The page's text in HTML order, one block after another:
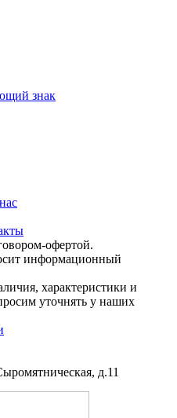
знак
офертой.
информационный
характеристики и
уточнять у наших
д.11